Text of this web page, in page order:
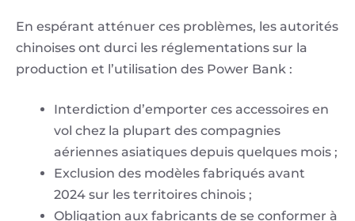
En espérant atténuer ces problèmes, les autorités
chinoises ont durci les réglementations sur la
production et l’utilisation des Power Bank :
Interdiction d’emporter ces accessoires en
vol chez la plupart des compagnies
aériennes asiatiques depuis quelques mois ;
Exclusion des modèles fabriqués avant
2024 sur les territoires chinois ;
Obligation aux fabricants de se conformer à